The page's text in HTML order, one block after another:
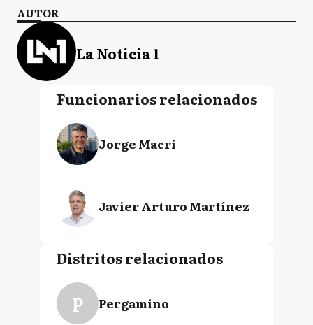
AUTOR
La Noticia 1
Funcionarios relacionados
Jorge Macri
Javier Arturo Martínez
Distritos relacionados
P Pergamino